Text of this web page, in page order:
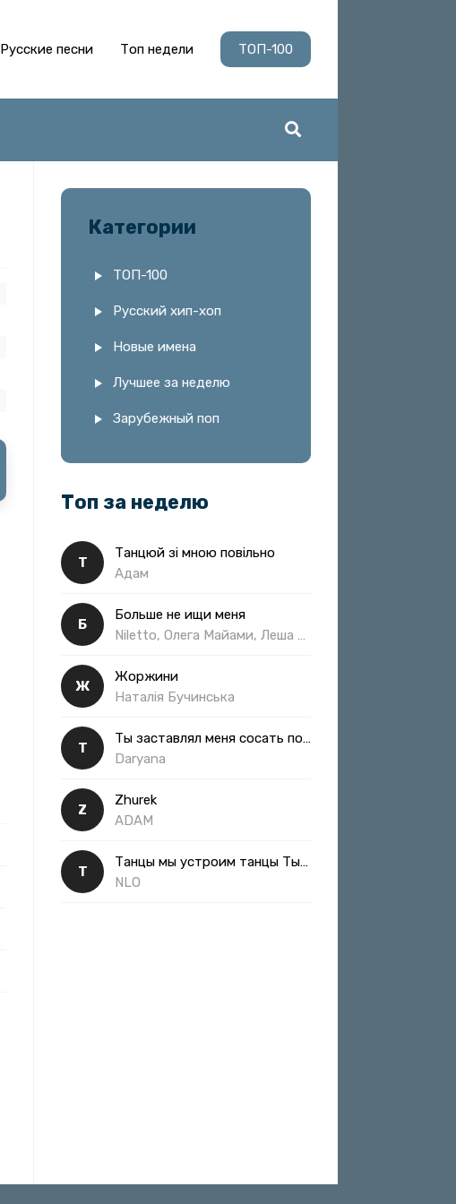
Русские песни Топ недели ТОП-100
Категории
ТОП-100
Русский хип-хоп
Новые имена
Лучшее за неделю
Зарубежный поп
Топ за неделю
Т
Танцюй зі мною повільно
Адам
Б
Больше не ищи меня
Ж
Жоржини
Наталія Бучинська
Т
Ты заставлял меня сосать полная
Daryana
Z
Zhurek
ADAM
Т
Танцы мы устроим танцы Ты такая классная
NLO